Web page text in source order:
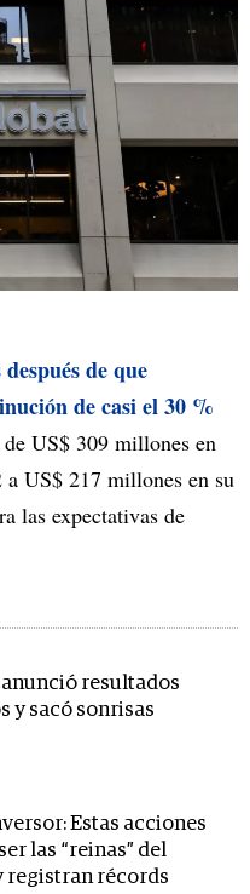
de que
de casi el 30 %
de US$ 309 millones en
a US$ 217 millones en su
las expectativas de
resultados
y sacó sonrisas
Estas acciones
las “reinas” del
registran récords